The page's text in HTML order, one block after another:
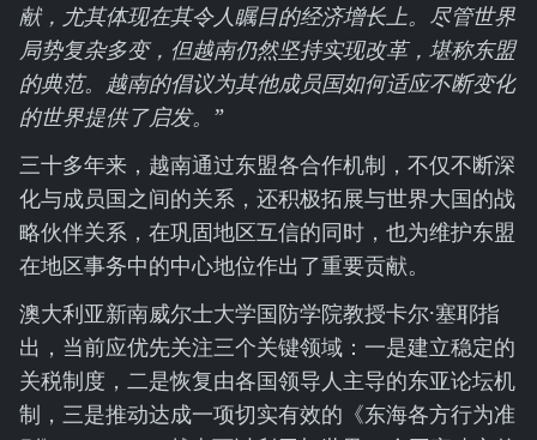
献，尤其体现在其令人瞩目的经济增长上。尽管世界
局势复杂多变，但越南仍然坚持实现改革，堪称东盟
的典范。越南的倡议为其他成员国如何适应不断变化
的世界提供了启发。”
三十多年来，越南通过东盟各合作机制，不仅不断深
化与成员国之间的关系，还积极拓展与世界大国的战
略伙伴关系，在巩固地区互信的同时，也为维护东盟
在地区事务中的中心地位作出了重要贡献。
澳大利亚新南威尔士大学国防学院教授卡尔·塞耶指
出，当前应优先关注三个关键领域：一是建立稳定的
关税制度，二是恢复由各国领导人主导的东亚论坛机
制，三是推动达成一项切实有效的《东海各方行为准